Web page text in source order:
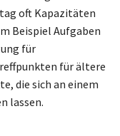
oft Kapazitäten
Beispiel Aufgaben
für
für ältere
die sich an einem
lassen.